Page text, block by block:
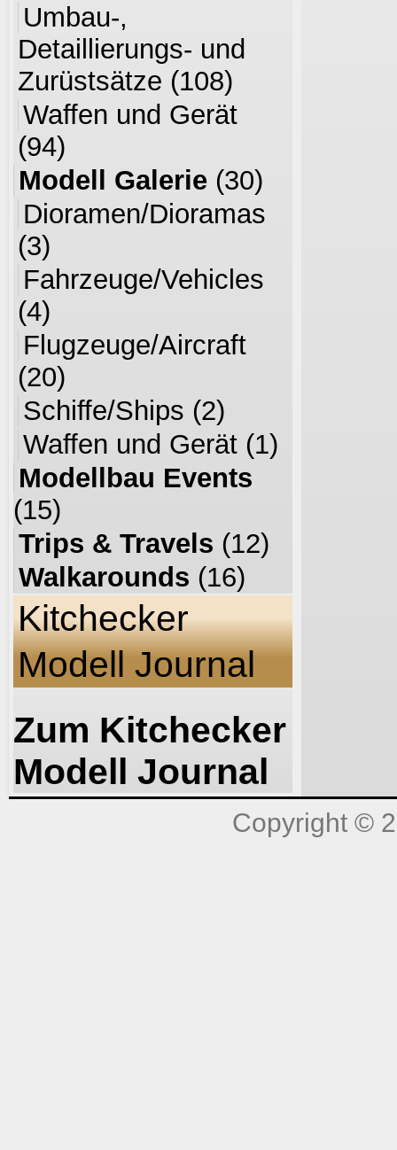
Umbau-,
Detaillierungs- und
Zurüstsätze (108)
Waffen und Gerät
(94)
Modell Galerie (30)
Dioramen/Dioramas
(3)
Fahrzeuge/Vehicles
(4)
Flugzeuge/Aircraft
(20)
Schiffe/Ships (2)
Waffen und Gerät (1)
Modellbau Events
(15)
Trips & Travels (12)
Walkarounds (16)
Kitchecker
Modell Journal
Zum Kitchecker
Modell Journal
Copyright ©